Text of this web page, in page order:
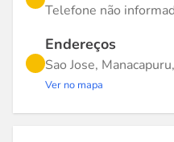
Telefone não
Endereços
Sao Jose,
Ver no mapa